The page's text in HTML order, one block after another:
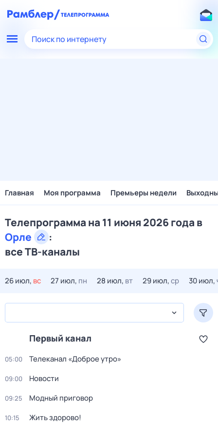
Поиск по интернету
Главная Моя программа Премьеры недели
Телепрограмма на 11 июня 2026 года в
Орле
:
все ТВ-каналы
26 июл, вс 27 июл, пн 28 июл, вт 29 июл,ср 30 июл,
Первый канал
05:00 Телеканал «Доброе утро»
09:00 Новости
09:25 Модный приговор
10:15 Жить здорово!